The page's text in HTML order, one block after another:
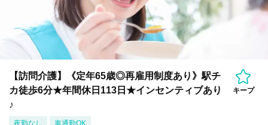
【訪問介護】《定年65歳◎再雇用制度あり》駅チ
カ徒歩6分★年間休日113日★インセンティブあり
♪
キープ
夜勤なし 車通勤OK